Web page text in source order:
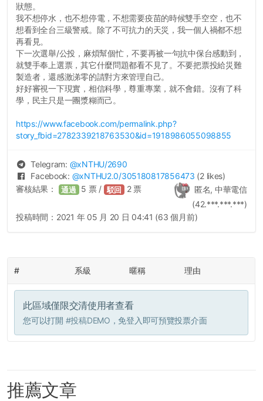
狀態。
我不想停水，也不想停電，不想需要疫苗的時候雙手空空，也不
想看到全台三級警戒。除了不可抗力的天災，我一個人禍都不想
再看見。
下一次選舉/公投，麻煩幫個忙，不要再被一句抗中保台感動到，
就雙手奉上選票，其它什麼問題都看不見了。不要把票投給災難
製造者，還感激涕零的請對方來管理自己。
好好審視一下現實，相信科學，尊重專業，就不會錯。沒有了科
學，民主只是一團漿糊而己。
https://www.facebook.com/permalink.php?
story_fbid=2782339218763530&id=1918986055098855
Telegram: @xNTHU/2690
Facebook: @xNTHU2.0/305180817856473 (2 likes)
匿名, 中華電信
(42.***.***.***)
審核結果： 通過 5 票 / 駁回 2票
投稿時間： 2021 年 05 月 20 日 04:41 (63 個月前)
# 系級 暱稱 理由
此區域僅限交清使用者查看
您可以打開 #投稿DEMO ，免登入即可預覽投票介面
推薦文章